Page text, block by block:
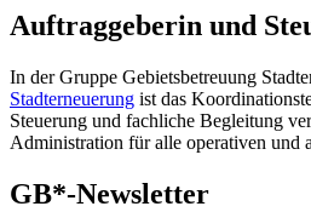
Auftraggeberin und
In der Gruppe Gebietsbetreuung
Stadterneuerung ist das
Steuerung und fachliche Begleitung
Administration für alle operativen und
GB*-Newsletter